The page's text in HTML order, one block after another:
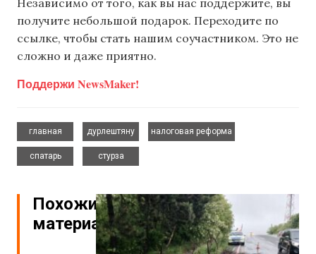
получите небольшой подарок. Переходите по
ссылке, чтобы стать нашим соучастником. Это не
сложно и даже приятно.
Поддержи NewsMaker!
главная
дурлештяну
налоговая реформа
спатарь
стурза
Похожие
материалы